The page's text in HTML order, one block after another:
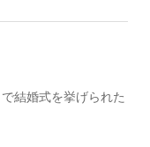
で結婚式を挙げられた